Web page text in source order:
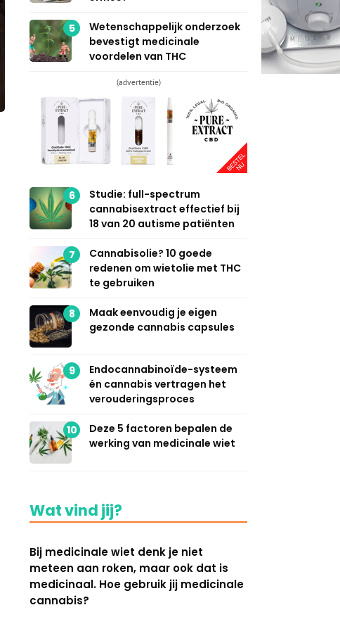
5
Wetenschappelijk onderzoek
bevestigt medicinale
voordelen van THC
(advertentie)
6
Studie: full-spectrum
cannabisextract effectief bij
18 van 20 autisme patiënten
7
Cannabisolie? 10 goede
redenen om wietolie met THC
te gebruiken
8
Maak eenvoudig je eigen
gezonde cannabis capsules
9
Endocannabinoïde-systeem
én cannabis vertragen het
verouderingsproces
10
Deze 5 factoren bepalen de
werking van medicinale wiet
Wat vind jij?
Bij medicinale wiet denk je niet
meteen aan roken, maar ook dat is
medicinaal. Hoe gebruik jij medicinale
cannabis?